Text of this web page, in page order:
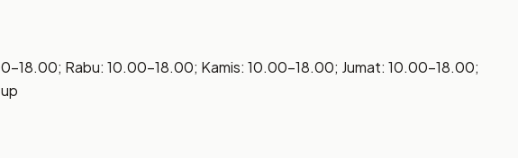
Rabu: 10.00–18.00; Kamis: 10.00–18.00; Jumat: 10.00–18.00;